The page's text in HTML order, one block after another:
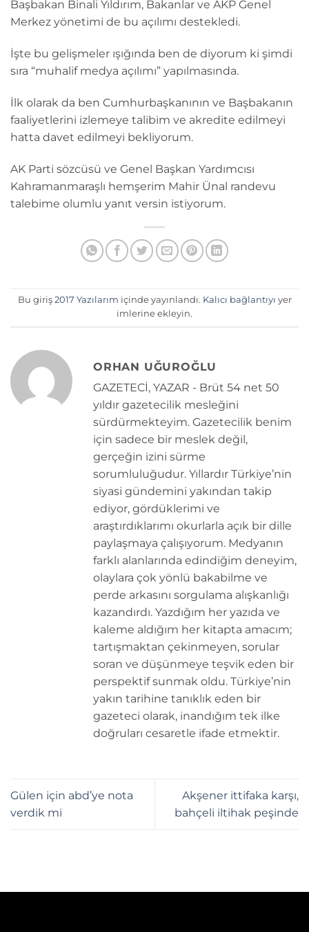
Başbakan Binali Yıldırım, Bakanlar ve AKP Genel
Merkez yönetimi de bu açılımı destekledi.
İşte bu gelişmeler ışığında ben de diyorum ki şimdi
sıra “muhalif medya açılımı” yapılmasında.
İlk olarak da ben Cumhurbaşkanının ve Başbakanın
faaliyetlerini izlemeye talibim ve akredite edilmeyi
hatta davet edilmeyi bekliyorum.
AK Parti sözcüsü ve Genel Başkan Yardımcısı
Kahramanmaraşlı hemşerim Mahir Ünal randevu
talebime olumlu yanıt versin istiyorum.
Bu giriş 2017 Yazılarım içinde yayınlandı. Kalıcı bağlantıyı yer
imlerine ekleyin.
ORHAN UĞUROĞLU
GAZETECİ, YAZAR - Brüt 54 net 50
yıldır gazetecilik mesleğini
sürdürmekteyim. Gazetecilik benim
için sadece bir meslek değil,
gerçeğin izini sürme
sorumluluğudur. Yıllardır Türkiye’nin
siyasi gündemini yakından takip
ediyor, gördüklerimi ve
araştırdıklarımı okurlarla açık bir dille
paylaşmaya çalışıyorum. Medyanın
farklı alanlarında edindiğim deneyim,
olaylara çok yönlü bakabilme ve
perde arkasını sorgulama alışkanlığı
kazandırdı. Yazdığım her yazıda ve
kaleme aldığım her kitapta amacım;
tartışmaktan çekinmeyen, sorular
soran ve düşünmeye teşvik eden bir
perspektif sunmak oldu. Türkiye’nin
yakın tarihine tanıklık eden bir
gazeteci olarak, inandığım tek ilke
doğruları cesaretle ifade etmektir.
Gülen için abd’ye nota
verdik mi
Akşener ittifaka karşı,
bahçeli iltihak peşinde